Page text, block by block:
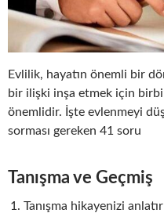
Evlilik, hayatın önemli bir
bir ilişki inşa etmek için
önemlidir. İşte evlenmeyi
sorması gereken 41 soru
Tanışma ve Geçmiş
Tanışma hikayenizi anlatır